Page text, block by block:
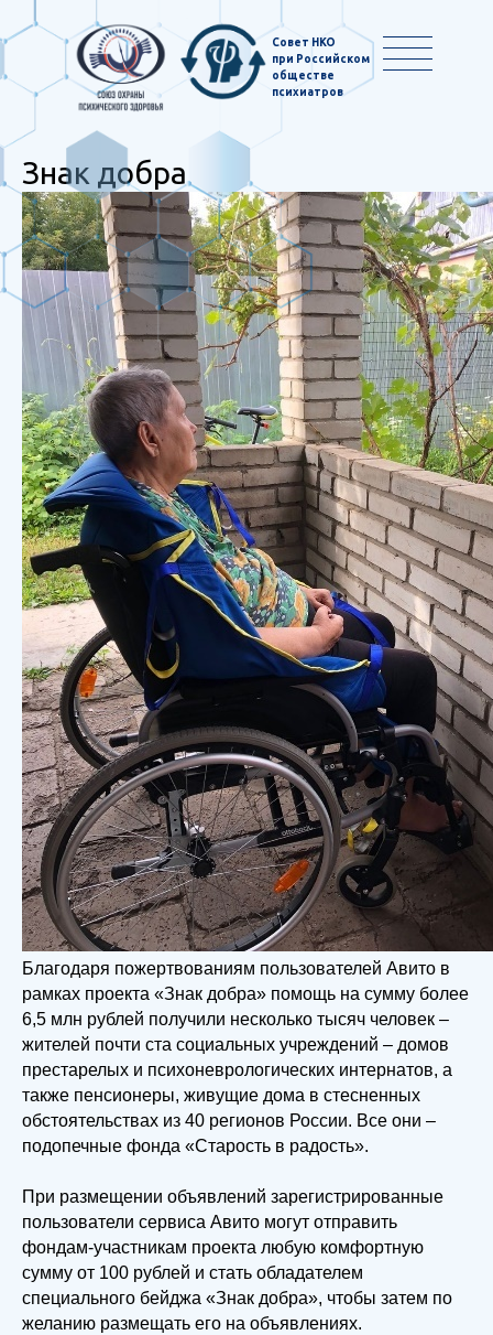
Совет НКО
при Российском
обществе
психиатров
Знак добра
Благодаря пожертвованиям пользователей Авито в
рамках проекта «Знак добра» помощь на сумму более
6,5 млн рублей получили несколько тысяч человек –
жителей почти ста социальных учреждений – домов
престарелых и психоневрологических интернатов, а
также пенсионеры, живущие дома в стесненных
обстоятельствах из 40 регионов России. Все они –
подопечные фонда «Старость в радость».
При размещении объявлений зарегистрированные
пользователи сервиса Авито могут отправить
фондам-участникам проекта любую комфортную
сумму от 100 рублей и стать обладателем
специального бейджа «Знак добра», чтобы затем по
желанию размещать его на объявлениях.